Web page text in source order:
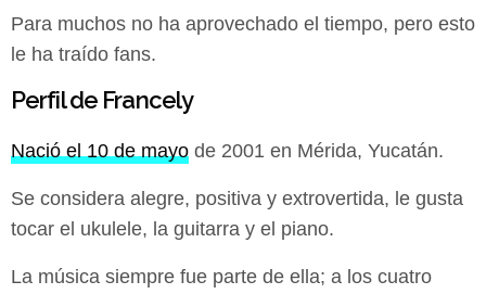
Para muchos no ha aprovechado el tiempo, pero esto
le ha traído fans.
Perfil de Francely
Nació el 10 de mayo de 2001 en Mérida, Yucatán.
Se considera alegre, positiva y extrovertida, le gusta
tocar el ukulele, la guitarra y el piano.
La música siempre fue parte de ella; a los cuatro